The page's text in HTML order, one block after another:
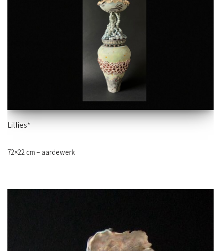
Lillies*
72×22 cm – aardewerk